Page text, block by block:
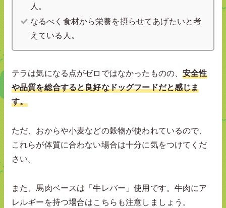
人。
なるべく食材から栄養を摂らせてあげたいと考
えている人。
テラは気になる点がゼロではなかったものの、安全性
や品質を総合すると良好なドッグフードだと感じま
す。
ただ、おからや小麦などの穀物が使われているので、
これらが体質に合わない場合は十分に気をつけてくだ
さい。
また、馬肉ベースは「牛レバー」使用です。牛肉にア
レルギーを持つ場合はこちらも注意しましょう。